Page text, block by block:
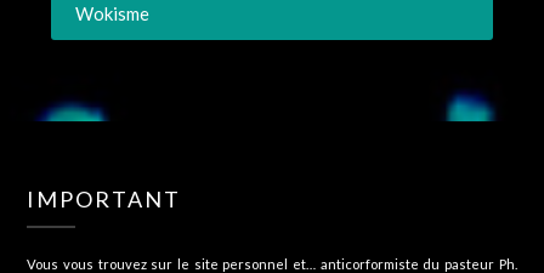
Wokisme
IMPORTANT
Vous vous trouvez sur le site personnel et… anticorformiste du pasteur Ph.